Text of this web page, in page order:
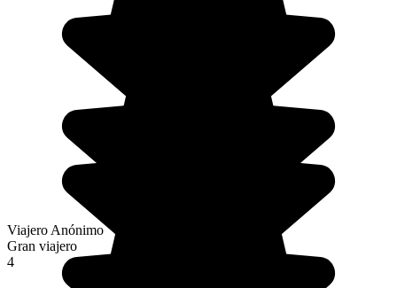
Viajero Anónimo
Gran viajero
4